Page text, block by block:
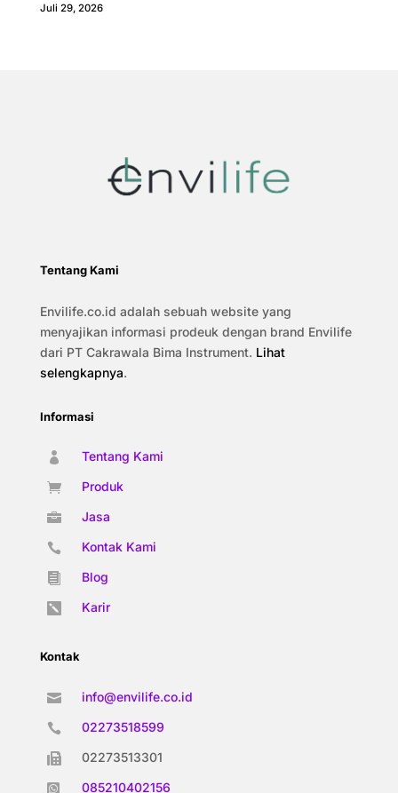
Juli 29, 2026
Tentang Kami
Envilife.co.id adalah sebuah website yang
menyajikan informasi prodeuk dengan brand Envilife
dari PT Cakrawala Bima Instrument. Lihat
selengkapnya.
Informasi
 Tentang Kami
 Produk
 Jasa
 Kontak Kami
 Blog
 Karir
Kontak
 info@envilife.co.id
 02273518599
 02273513301
 085210402156